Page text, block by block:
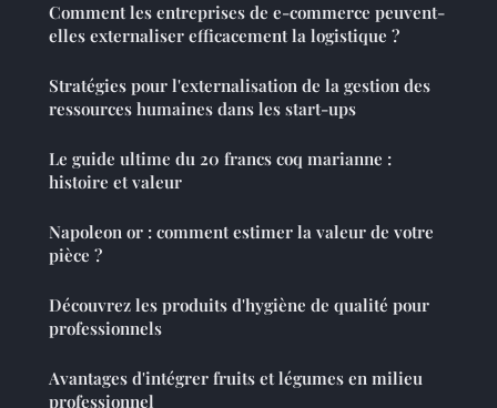
Comment les entreprises de e-commerce peuvent-
elles externaliser efficacement la logistique ?
Stratégies pour l'externalisation de la gestion des
ressources humaines dans les start-ups
Le guide ultime du 20 francs coq marianne :
histoire et valeur
Napoleon or : comment estimer la valeur de votre
pièce ?
Découvrez les produits d'hygiène de qualité pour
professionnels
Avantages d'intégrer fruits et légumes en milieu
professionnel